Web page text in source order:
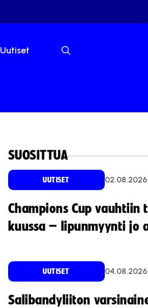
Uutiset
SUOSITTUA
UUTISET 02.08.2026
Champions Cup vauhtiin
kuussa – lipunmyynti jo
UUTISET 04.08.2026
Salibandyliiton